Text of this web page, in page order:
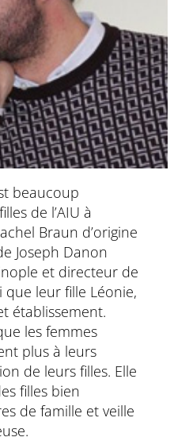
beaucoup
de l’AIU à
Braun d’origine
Joseph Danon
et directeur de
que leur fille Léonie,
établissement.
les femmes
plus à leurs
de leurs filles. Elle
filles bien
de famille et veille